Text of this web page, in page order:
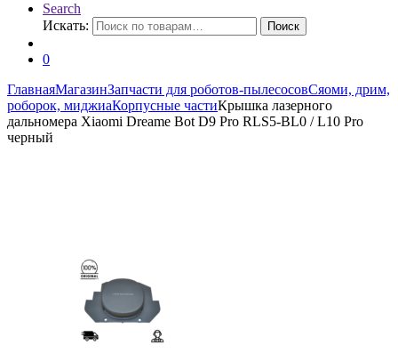
Search
Искать:
Поиск
0
ГлавнаяМагазинЗапчасти для роботов-пылесосовСяоми, дрим,
роборок, миджиаКорпусные частиКрышка лазерного
дальномера Xiaomi Dreame Bot D9 Pro RLS5-BL0 / L10 Pro
черный